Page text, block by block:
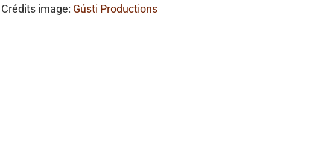
Crédits image: Gústi Productions